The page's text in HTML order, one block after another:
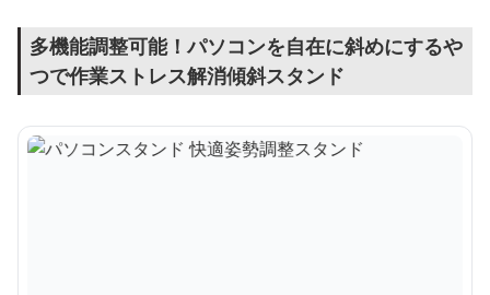
多機能調整可能！パソコンを自在に斜めにするや
つで作業ストレス解消傾斜スタンド